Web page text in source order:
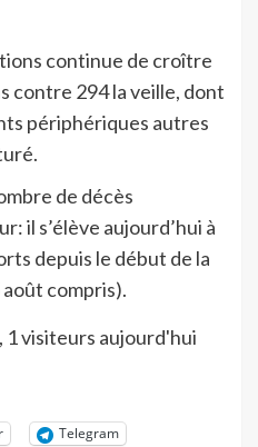
continue de croître
contre 294 la veille, dont
périphériques autres
de décès
il s’élève aujourd’hui à
depuis le début de la
compris).
, 1 visiteurs aujourd'hui
Telegram